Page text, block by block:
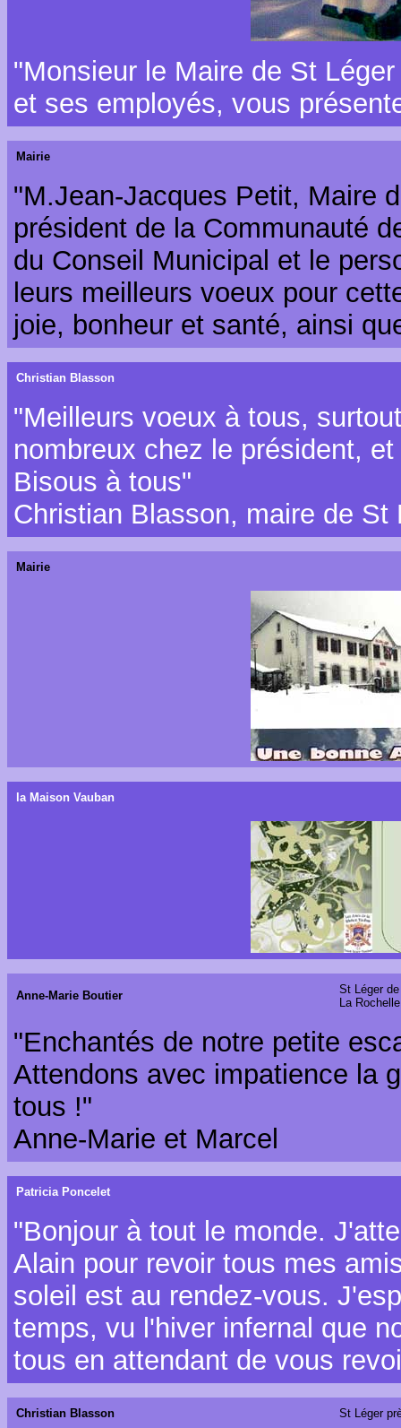
"Monsieur le Maire de St
et ses employés, vous
Mairie
"M.Jean-Jacques Petit, Maire
président de la Communauté
du Conseil Municipal et le
leurs meilleurs voeux pour
joie, bonheur et santé, ainsi
Christian Blasson
"Meilleurs voeux à tous,
nombreux chez le président,
Bisous à tous"
Christian Blasson, maire de St
Mairie
la Maison Vauban
Anne-Marie Boutier
St Léger
La
"Enchantés de notre petite
Attendons avec impatience la
tous !"
Anne-Marie et Marcel
Patricia Poncelet
"Bonjour à tout le monde.
Alain pour revoir tous mes
soleil est au rendez-vous.
temps, vu l'hiver infernal que
tous en attendant de vous
Christian Blasson St Léger